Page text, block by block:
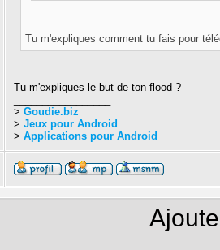
Tu m'expliques comment tu fais pour
Tu m'expliques le but de ton flood ?
>Goudie.biz
>Jeux pour Android
>Applications pour Android